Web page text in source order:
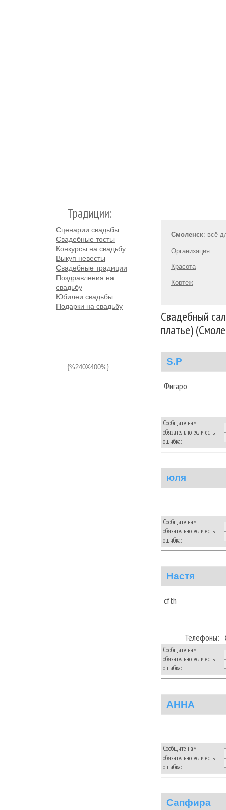
Традиции:
Сценарии свадьбы
Свадебные тосты
Конкурсы на свадьбу
Выкуп невесты
Свадебные традиции
Поздравления на
свадьбу
Юбилеи свадьбы
Подарки на свадьбу
{%240X400%}
Смоленск: всё
Организация
Красота
Кортеж
Свадебный
платье)
S.P
Фигаро
Сообщите нам
обязательно, если есть
ошибка:
юля
Сообщите нам
обязательно, если есть
ошибка:
Настя
cfth
Телефоны:
Сообщите нам
обязательно, если есть
ошибка:
АННА
Сообщите нам
обязательно, если есть
ошибка:
Сапфира